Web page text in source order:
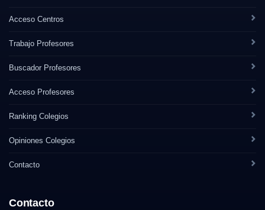
Acceso Centros
Trabajo Profesores
Buscador Profesores
Acceso Profesores
Ranking Colegios
Opiniones Colegios
Contacto
Contacto